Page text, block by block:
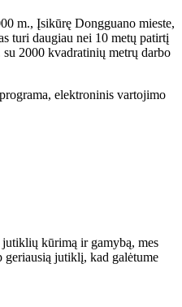
m., Įsikūrę Dongguano mieste,
turi daugiau nei 10 metų patirtį
2000 kvadratinių metrų darbo
elektroninis vartojimo
kūrimą ir gamybą, mes
geriausią jutiklį, kad galėtume